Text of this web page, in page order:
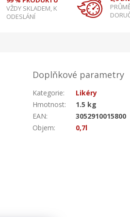
VŽDY SKLADEM, K
ODESLÁNÍ
Doplňkové parametry
Kategorie:
Likéry
Hmotnost:
1.5 kg
EAN:
3052910015800
Objem: 0,7l